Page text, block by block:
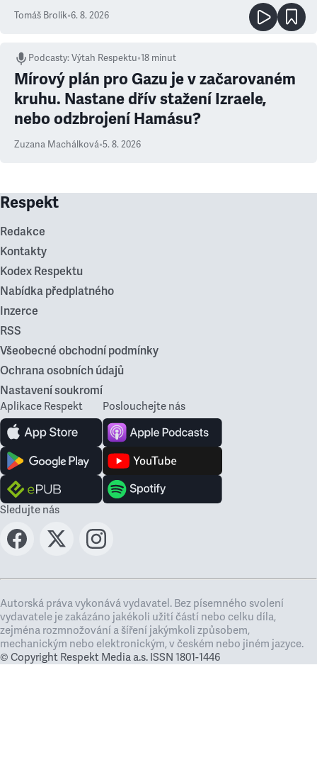
Tomáš Brolík•6. 8. 2026
Podcasty:Výtah Respektu•18 minut
Mírový plán pro Gazu je v začarovaném
kruhu. Nastane dřív stažení Izraele,
nebo odzbrojení Hamásu?
Zuzana Machálková•5. 8. 2026
Respekt
Redakce
Kontakty
Kodex Respektu
Nabídka předplatného
Inzerce
RSS
Všeobecné obchodní podmínky
Ochrana osobních údajů
Nastavení soukromí
Aplikace Respekt Poslouchejte nás
Sledujte nás
Autorská práva vykonává vydavatel. Bez písemného svolení
vydavatele je zakázáno jakékoli užití částí nebo celku díla,
zejména rozmnožování a šíření jakýmkoli způsobem,
mechanickým nebo elektronickým, v českém nebo jiném jazyce.
© Copyright Respekt Media a.s. ISSN 1801-1446